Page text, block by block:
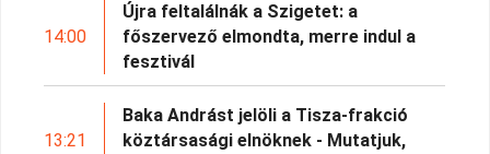
14:00
Újra feltalálnák a Szigetet: a
főszervező elmondta, merre indul a
fesztivál
13:21
Baka Andrást jelöli a Tisza-frakció
köztársasági elnöknek - Mutatjuk,